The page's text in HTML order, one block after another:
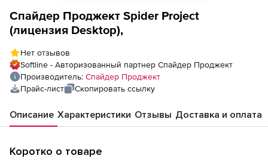
Спайдер Проджект Spider Project
(лицензия Desktop),
Нет отзывов
Softline - Авторизованный партнер Спайдер Проджект
Производитель: Спайдер Проджект
Прайс-лист
Скопировать ссылку
Описание Характеристики Отзывы Доставка и оплата
Коротко о товаре